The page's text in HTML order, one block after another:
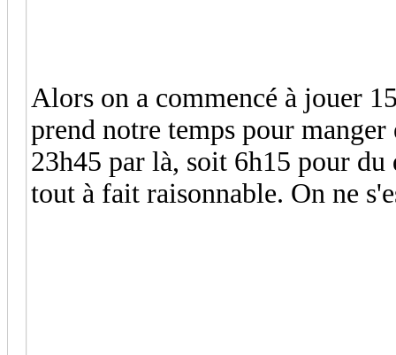
Alors on a commencé à jouer
prend notre temps pour
23h45 par là, soit 6h15 pour du
tout à fait raisonnable. On ne